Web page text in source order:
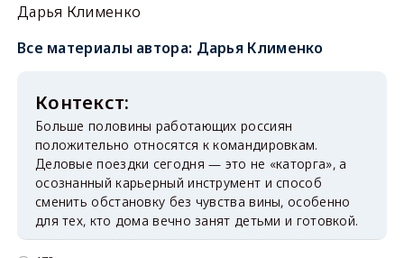
Дарья Клименко
Все материалы автора: Дарья Клименко
Больше половины работающих россиян
положительно относятся к командировкам.
Деловые поездки сегодня — это не «каторга», а
осознанный карьерный инструмент и способ
сменить обстановку без чувства вины, особенно
для тех, кто дома вечно занят детьми и готовкой.